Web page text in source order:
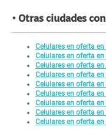
Otras ciudades
Celulares en oferta
Celulares en oferta
Celulares en oferta
Celulares en oferta
Celulares en oferta en
Celulares en oferta
Celulares en oferta
Celulares en oferta
Celulares en oferta